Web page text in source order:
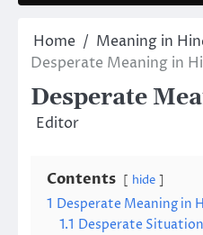
Home
Meaning in
Desperate Meaning in
Desperate
Editor
Contents hide
1 Desperate Meaning in
1.1 Desperate